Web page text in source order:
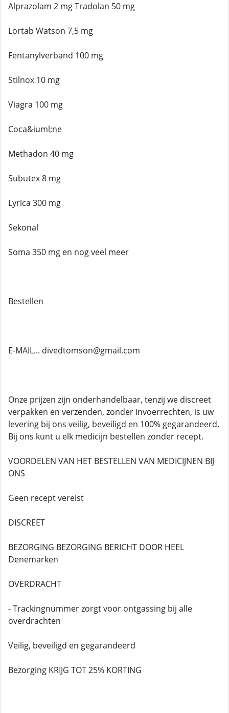
Alprazolam 2 mg Tradolan 50 mg
Lortab Watson 7,5 mg
Fentanylverband 100 mg
Stilnox 10 mg
Viagra 100 mg
Coca&iuml;ne
Methadon 40 mg
Subutex 8 mg
Lyrica 300 mg
Sekonal
Soma 350 mg en nog veel meer
Bestellen
E-MAIL... divedtomson@gmail.com
Onze prijzen zijn onderhandelbaar, tenzij we discreet
verpakken en verzenden, zonder invoerrechten, is uw
levering bij ons veilig, beveiligd en 100% gegarandeerd.
Bij ons kunt u elk medicijn bestellen zonder recept.
VOORDELEN VAN HET BESTELLEN VAN MEDICIJNEN BIJ
ONS
Geen recept vereist
DISCREET
BEZORGING BEZORGING BERICHT DOOR HEEL
Denemarken
OVERDRACHT
- Trackingnummer zorgt voor ontgassing bij alle
overdrachten
Veilig, beveiligd en gegarandeerd
Bezorging KRIJG TOT 25% KORTING